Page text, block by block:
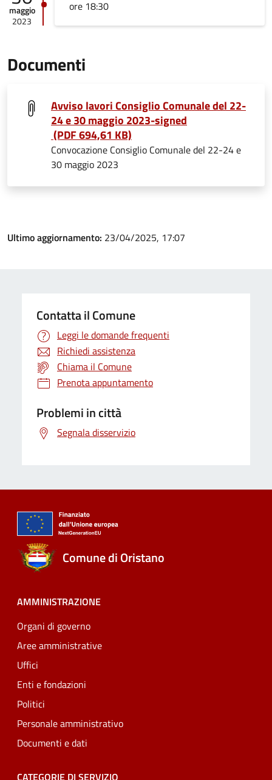
maggio
2023
ore 18:30
Documenti
Avviso lavori Consiglio Comunale del 22-
24 e 30 maggio 2023-signed
(PDF 694,61 KB)
Convocazione Consiglio Comunale del 22-24 e
30 maggio 2023
Ultimo aggiornamento: 23/04/2025, 17:07
Contatta il Comune
Leggi le domande frequenti
Richiedi assistenza
Chiama il Comune
Prenota appuntamento
Problemi in città
Segnala disservizio
Comune di Oristano
AMMINISTRAZIONE
Organi di governo
Aree amministrative
Uffici
Enti e fondazioni
Politici
Personale amministrativo
Documenti e dati
CATEGORIE DI SERVIZIO